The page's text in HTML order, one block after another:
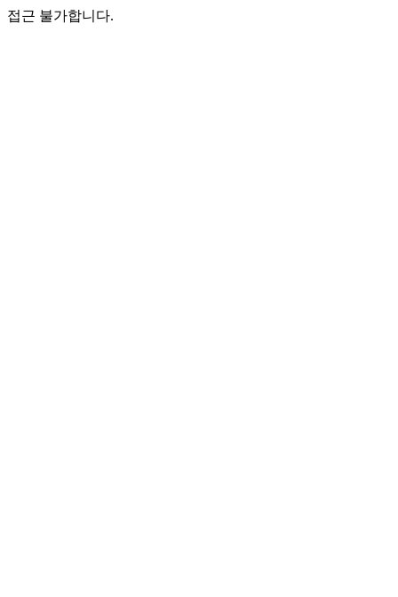
접근 불가합니다.